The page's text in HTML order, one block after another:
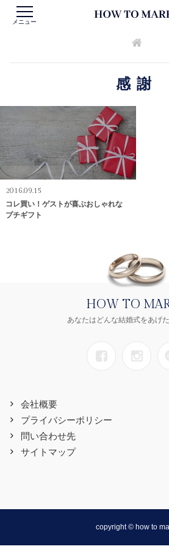
メニュー
感謝
2016.09.15
コレ買い！ゲストが喜ぶおしゃれな
プチギフト
HOW TO
あなたはどんな結婚式をあげ
会社概要
プライバシーポリシー
問い合わせ先
サイトマップ
copyright © how to